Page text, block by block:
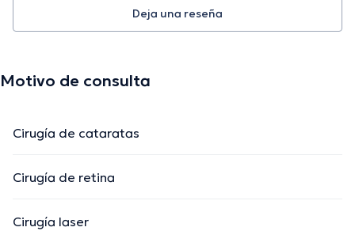
Deja una reseña
Motivo de consulta
Cirugía de cataratas
Cirugía de retina
Cirugía laser